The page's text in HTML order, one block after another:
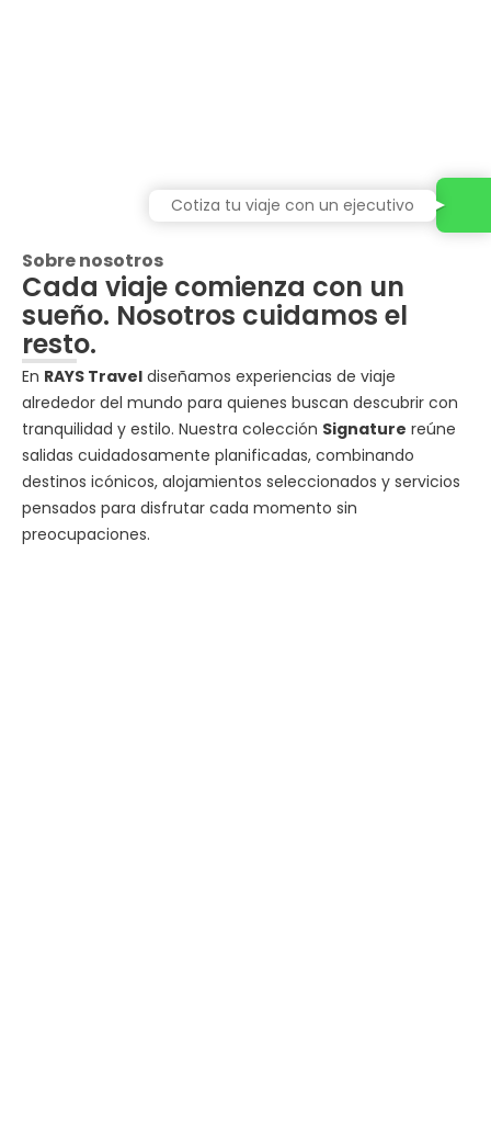
Sobre nosotros
Cada viaje comienza con un
sueño. Nosotros cuidamos el
resto.
En RAYS Travel diseñamos experiencias de viaje
alrededor del mundo para quienes buscan descubrir con
tranquilidad y estilo. Nuestra colección Signature reúne
salidas cuidadosamente planificadas, combinando
destinos icónicos, alojamientos seleccionados y servicios
pensados para disfrutar cada momento sin
preocupaciones.
Cotiza tu viaje con un ejecutivo